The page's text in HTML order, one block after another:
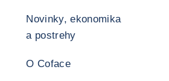
Novinky, ekonomika
a postrehy
O Coface